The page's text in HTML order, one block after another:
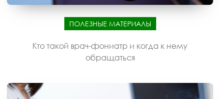
ПОЛЕЗНЫЕ МАТЕРИАЛЫ
Кто такой врач-фониатр и когда к нему
обращаться